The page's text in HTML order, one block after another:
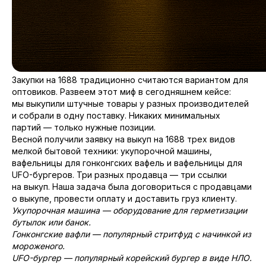
Закупки на 1688 традиционно считаются вариантом для
оптовиков. Развеем этот миф в сегодняшнем кейсе:
мы выкупили штучные товары у разных производителей
и собрали в одну поставку. Никаких минимальных
партий — только нужные позиции.
Весной получили заявку на выкуп на 1688 трех видов
мелкой бытовой техники: укупорочной машины,
вафельницы для гонконгских вафель и вафельницы для
UFO-бургеров. Три разных продавца — три ссылки
на выкуп. Наша задача была договориться с продавцами
о выкупе, провести оплату и доставить груз клиенту.
Укупорочная машина — оборудование для герметизации
бутылок или банок.
Гонконгские вафли — популярный стритфуд с начинкой из
мороженого.
UFO-бургер — популярный корейский бургер в виде НЛО.